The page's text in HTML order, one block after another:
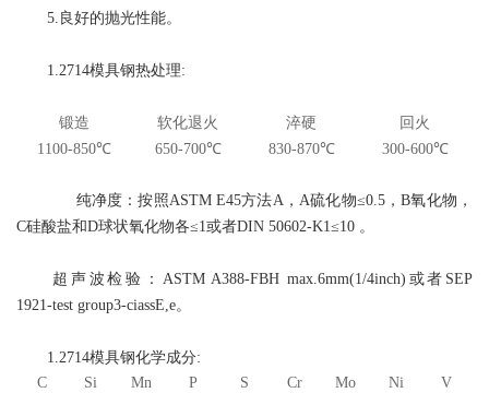
5.良好的抛光性能。
1.2714模具钢热处理:
锻造 软化退火 淬硬
回火
1100-850℃
650-700℃ 830-870℃ 300-600℃
纯净度：按照ASTM E45方法A，A硫化物≤0.5，B氧化物，
C硅酸盐和D球状氧化物各≤1或者DIN 50602-K1≤10 。
超声波检验：ASTM A388-FBH max.6mm(1/4inch)或者SEP
1921-test group3-ciassE,e。
1.2714模具钢化学成分:
C
Si Mn P S Cr Mo Ni V